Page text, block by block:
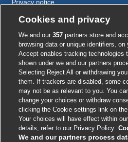
Privacy notice
Cookie policy
Accessibility
External
link
opens
in
a
new
window
External
link
opens
in
a
new
window
External
link
opens
in
a
new
window
External
link
opens
in
a
new
window
External
link
opens
in
a
new
window
© BMJ Publishing Group 2026
ISSN 2515-9615
Cookies and privacy
We and our357 partners store and
browsing data or unique identifiers, on
Accept enables tracking technologies
shown under we and our partners
Selecting Reject All or withdrawing
them. If trackers are disabled, some
may not be as relevant to you. You
change your choices or withdraw
clicking the Cookie settings link on
Your choices will have effect within
details, refer to our Privacy Policy.
We and our partners process